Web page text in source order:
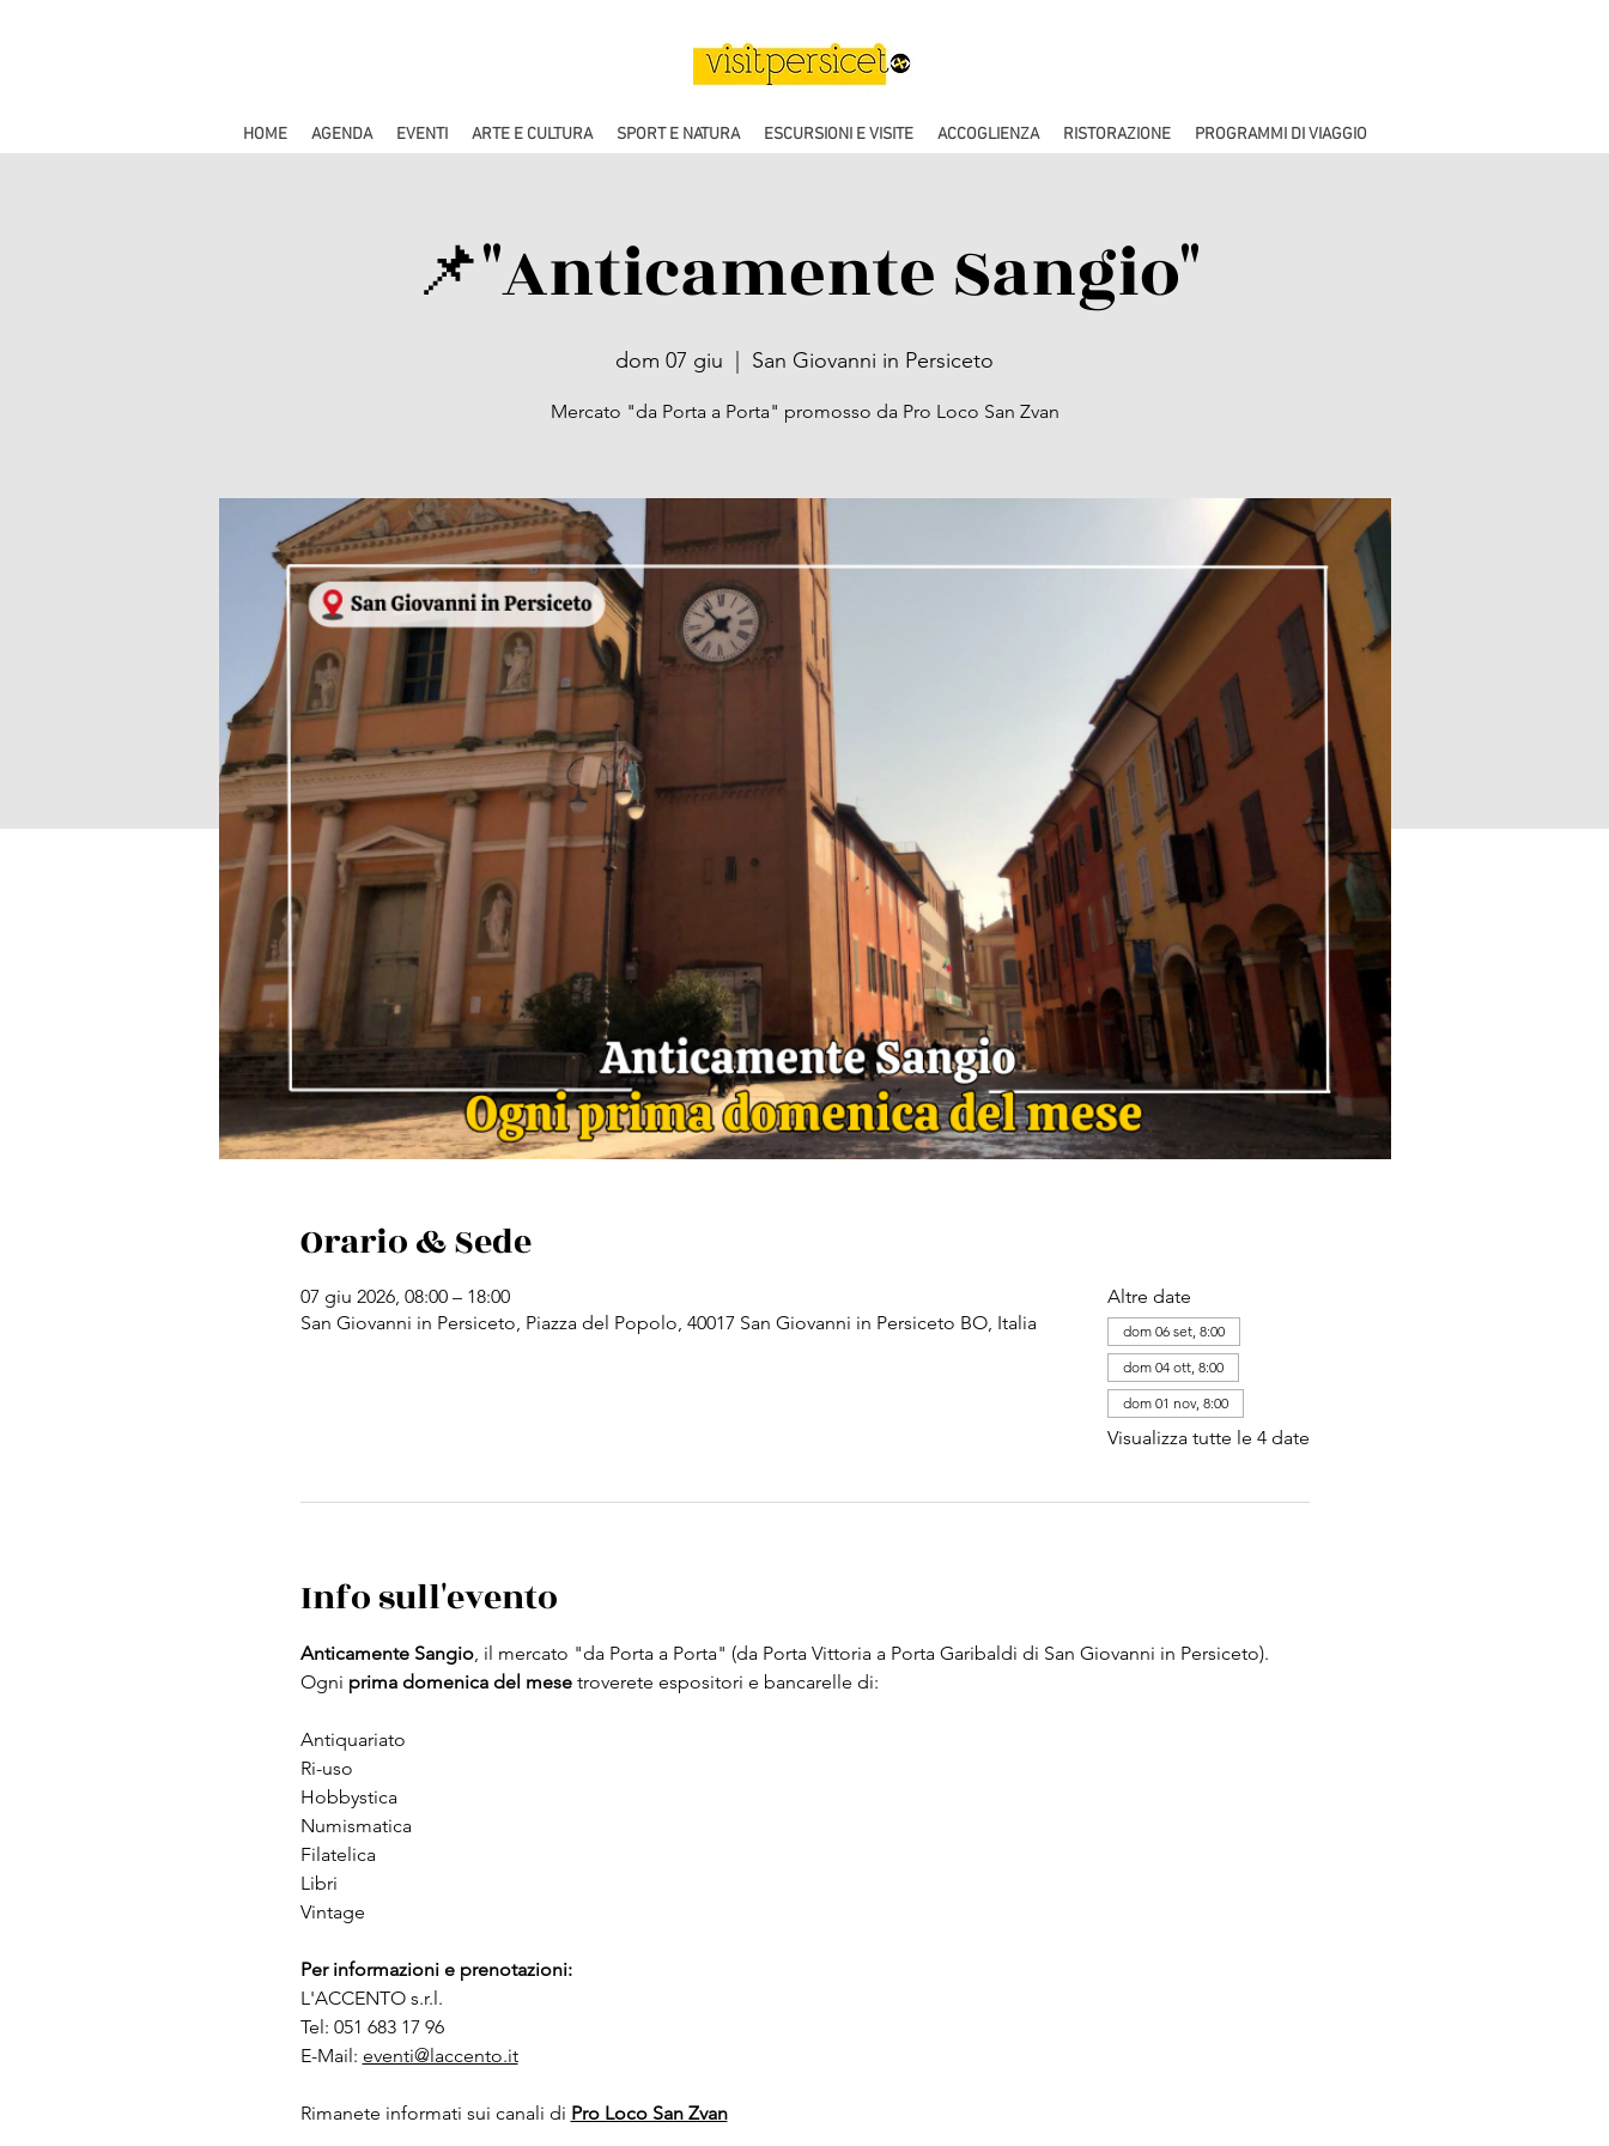
HOME AGENDA EVENTI ARTE E CULTURA SPORT E NATURA ESCURSIONI E VISITE ACCOGLIENZA RISTORAZIONE PROGRAMMI DI VIAGGIO
📌"Anticamente Sangio"
dom 07 giu San Giovanni in Persiceto
Mercato "da Porta a Porta" promosso da Pro Loco San Zvan
Orario & Sede
07 giu 2026, 08:00 – 18:00
San Giovanni in Persiceto, Piazza del Popolo, 40017 San Giovanni in Persiceto BO, Italia
Altre date
dom 06 set, 8:00
dom 04 ott, 8:00
dom 01 nov, 8:00
Visualizza tutte le 4 date
Info sull'evento
Anticamente Sangio, il mercato "da Porta a Porta" (da Porta Vittoria a Porta Garibaldi di San Giovanni in Persiceto).
Ogni prima domenica del mese troverete espositori e bancarelle di:
Antiquariato
Ri-uso
Hobbystica
Numismatica
Filatelica
Libri
Vintage
Per informazioni e prenotazioni:
L'ACCENTO s.r.l.
Tel: 051 683 17 96
E-Mail: eventi@laccento.it
Rimanete informati sui canali di Pro Loco San Zvan